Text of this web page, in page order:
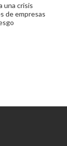
una crisis
de empresas